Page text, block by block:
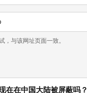
，与该网址页面一致。
在中国大陆被屏蔽吗？